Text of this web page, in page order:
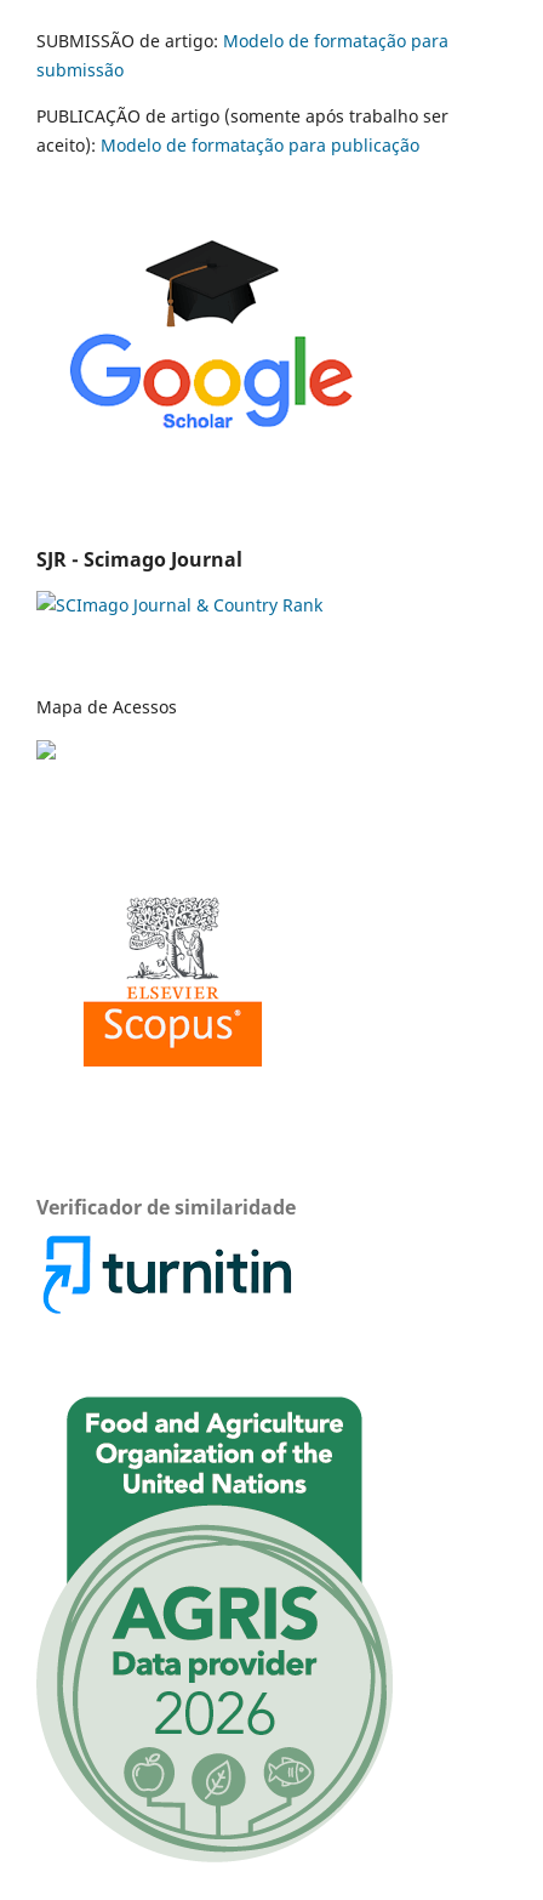
SUBMISSÃO de artigo: Modelo de formatação para
submissão
PUBLICAÇÃO de artigo (somente após trabalho ser
aceito): Modelo de formatação para publicação
SJR - Scimago Journal
Mapa de Acessos
Verificador de similaridade